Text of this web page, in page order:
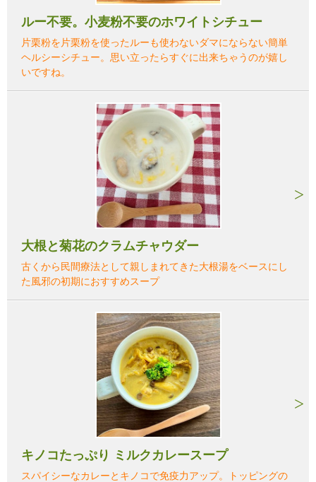
ルー不要。小麦粉不要のホワイトシチュー
片栗粉を片栗粉を使ったルーも使わないダマにならない簡単
ヘルシーシチュー。思い立ったらすぐに出来ちゃうのが嬉し
いですね。
大根と菊花のクラムチャウダー
古くから民間療法として親しまれてきた大根湯をベースにし
た風邪の初期におすすめスープ
キノコたっぷり ミルクカレースープ
スパイシーなカレーとキノコで免疫力アップ。トッピングの